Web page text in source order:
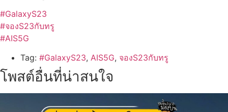
#GalaxyS23
#จองS23กับทรู
#AIS5G
Tag: #GalaxyS23, AIS5G, จองS23กับทรู
โพสต์อื่นที่น่าสนใจ